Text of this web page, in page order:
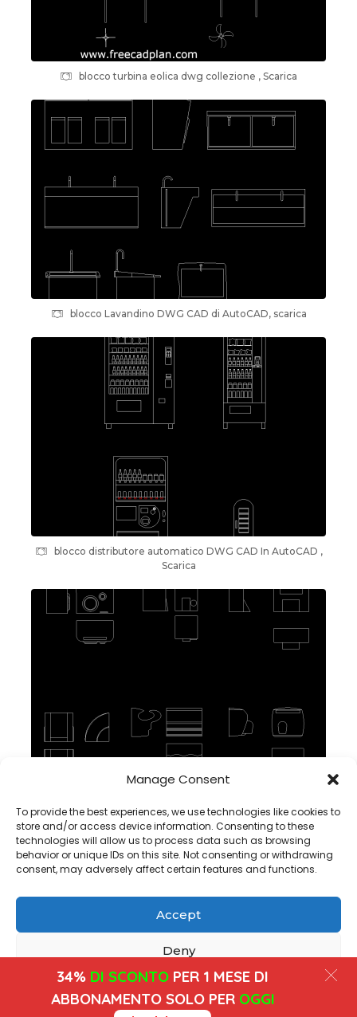
Manage Consent
To provide the best experiences, we use technologies like cookies to
store and/or access device information. Consenting to these
technologies will allow us to process data such as browsing
behavior or unique IDs on this site. Not consenting or withdrawing
consent, may adversely affect certain features and functions.
Accept
Deny
View preferences
blocco turbina eolica dwg collezione , Scarica
blocco Lavandino DWG CAD di AutoCAD, scarica
blocco distributore automatico DWG CAD In AutoCAD ,
Scarica
Copyright@ www.freecadplan.com
Privacy Policy-About Us-Contact-Cookies
34% DI SCONTO PER 1 MESE DI
ABBONAMENTO SOLO PER OGGI